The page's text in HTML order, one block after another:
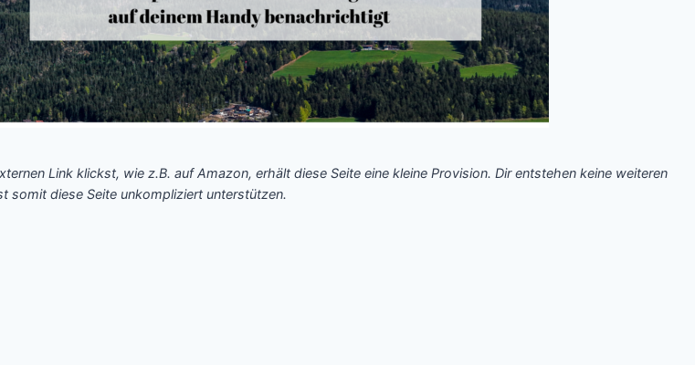
Link klickst, wie z.B. auf Amazon, erhält diese Seite eine kleine Provision. Dir entstehen keine weiteren
somit diese Seite unkompliziert unterstützen.